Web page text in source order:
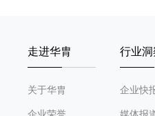
走进华胄
关于华胄
行业洞
企业快